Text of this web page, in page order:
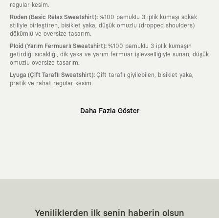
regular kesim.
Ruden (Basic Relax Sweatshirt): %100 pamuklu 3 iplik kumaşı sokak
stiliyle birleştiren, bisiklet yaka, düşük omuzlu (dropped shoulders)
dökümlü ve oversize tasarım.
Ploid (Yarım Fermuarlı Sweatshirt): %100 pamuklu 3 iplik kumaşın
getirdiği sıcaklığı, dik yaka ve yarım fermuar işlevselliğiyle sunan, düşük
omuzlu oversize tasarım.
Lyuga (Çift Taraflı Sweatshirt): Çift taraflı giyilebilen, bisiklet yaka,
pratik ve rahat regular kesim.
dolabının en değerli parçası olarak kalacak, hikayesini ve estetik
Yaratıcı Bir Topluluk
KAFT, keşfetmeyi sevenlerin, sanata tutkuyla bağlı
olanların ve şehri özgürce adımlayanların ortak dilidir. Üzerinde
Daha Fazla Göster
Yeniliklerden ilk senin haberin olsun